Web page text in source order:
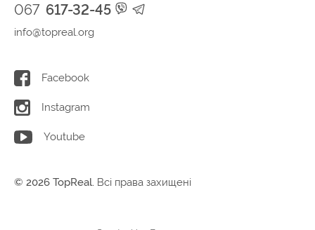
067 617-32-45
info@topreal.org
Facebook
Instagram
Youtube
© 2026 TopReal. Всі права захищені